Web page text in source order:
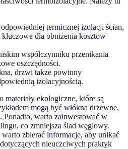
odpowiedniej termicznej izolacji ścian,
kluczowe dla obniżenia kosztów
współczynniku przenikania
oszczędności.
drzwi także powinny
izolacyjnością.
materiały ekologiczne, które są
mogą być włókna drzewne,
Ponadto, warto zainwestować w
co zmniejsza ślad węglowy.
warto zbierać informacje, aby unikać
nieuczciwych praktyk